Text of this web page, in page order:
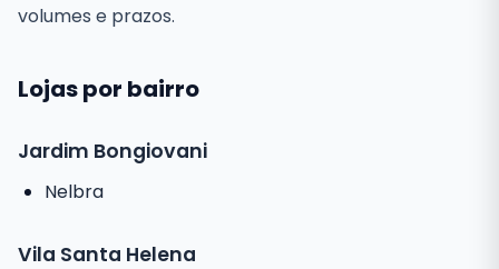
volumes e prazos.
Lojas por bairro
Jardim Bongiovani
Nelbra
Vila Santa Helena